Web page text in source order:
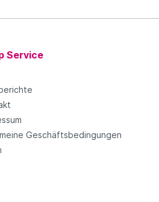
Service
Geschäftsbedingungen